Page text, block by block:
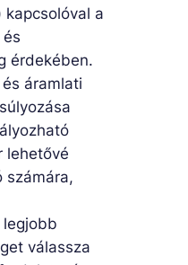
kapcsolóval a
érdekében.
áramlati
lehetővé
számára,
legjobb
válassza